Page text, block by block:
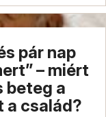
pár nap
– miért
beteg a
a család?